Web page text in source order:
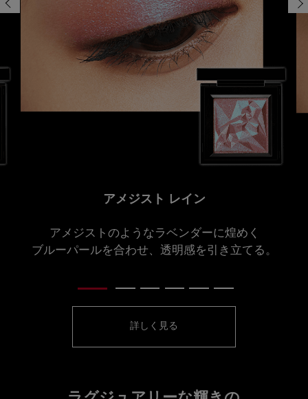
アメジスト レイン
アメジストのようなラベンダーに煌めく
ブルーパールを合わせ、透明感を引き立てる。
詳しく見る